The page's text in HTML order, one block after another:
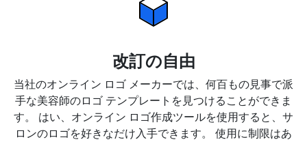
改訂の自由
当社のオンライン ロゴ メーカーでは、何百もの見事で派
手な美容師のロゴ テンプレートを見つけることができま
す。 はい、オンライン ロゴ作成ツールを使用すると、サ
ロンのロゴを好きなだけ入手できます。 使用に制限はあ